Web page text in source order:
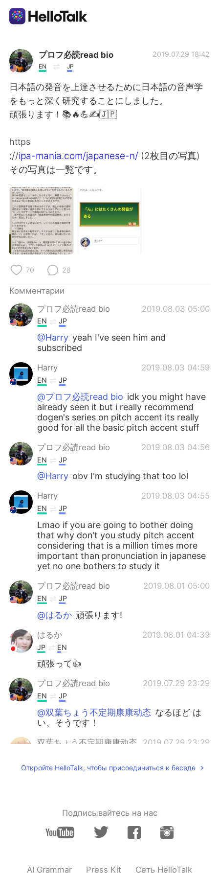
Приложение для Языкового Обмена
AI Grammar Checker
Русский
English
繁體中文 Español
العربية
Deutsch
한국어
Indonesia
Türkçe
Português
プロフ必読read bio
EN JP
2019.07.29 18:42
日本語の発音を上達させるために日本語の音声学
をもっと深く研究することにしました。
頑張ります！📚🔥💪✍️🇯🇵
https
://ipa-mania.com/japanese-n/ (2枚目の写真)
その写真は一覧です。
70 28
Комментарии
プロフ必読read bio
2019.08.03 05:00
EN JP
@Harry yeah I've seen him and
subscribed
Harry 2019.08.03 04:59
EN JP
@プロフ必読read bio idk you might have
already seen it but i really recommend
dogen's series on pitch accent its really
good for all the basic pitch accent stuff
プロフ必読read bio 2019.08.03 04:56
EN JP
@Harry obv I'm studying that too lol
Harry 2019.08.03 04:55
EN JP
Lmao if you are going to bother doing
that why don't you study pitch accent
considering that is a million times more
important than pronunciation in japanese
yet no one bothers to study it
プロフ必読read bio 2019.08.01 05:00
EN JP
@はるか 頑張ります!
はるか 2019.08.01 04:39
JP EN
頑張って👍
プロフ必読read bio 2019.07.29 23:29
EN JP
@双葉ちょう不定期康康动态 なるほど は
い、そうです！
双葉ちょう不定期康康动态 2019.07.29 23:29
@プロフ必読read bio後ろのフォトなら読
EN JP
Откройте HelloTalk, чтобы присоединиться к беседе
Подписывайтесь на нас
AI Grammar Press Kit Сеть HelloTalk